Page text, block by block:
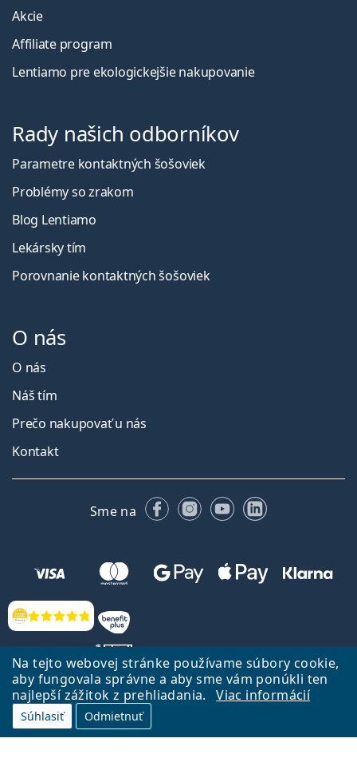
Na tejto webovej stránke používame súbory cookie,
aby fungovala správne a aby sme vám ponúkli ten
najlepší zážitok z prehliadania.
Viac informácií
Súhlasiť Odmietnuť
Hodnotenia
Akcie
Affiliate program
Lentiamo pre ekologickejšie nakupovanie
Rady našich odborníkov
Parametre kontaktných šošoviek
Problémy so zrakom
Blog Lentiamo
Lekársky tím
Porovnanie kontaktných šošoviek
O nás
O nás
Náš tím
Prečo nakupovať u nás
Kontakt
Sme na FacebookuInstagrame
YouTubeLinkedIn
Späť na Úvodnu stránku
Lentiamo.sk vlastní a prevádzkuje spoločnosť Lentiamo s.r.o., Česká